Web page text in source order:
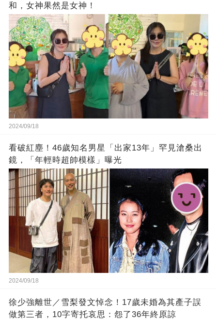
和，女神果然是女神！
2024/09/18
看破紅塵！46歲知名男星「出家13年」罕見滄桑出
鏡，「年輕時超帥模樣」曝光
2024/09/18
徐少強離世／雪梨發文悼念！17歲未婚為其產子誤
做第三者，10字寄托哀思：怨了36年終原諒